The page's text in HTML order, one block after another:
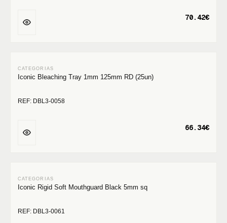
70.42€
Iconic Bleaching Tray 1mm 125mm RD (25un)
REF: DBL3-0058
66.34€
Iconic Rigid Soft Mouthguard Black 5mm sq
REF: DBL3-0061